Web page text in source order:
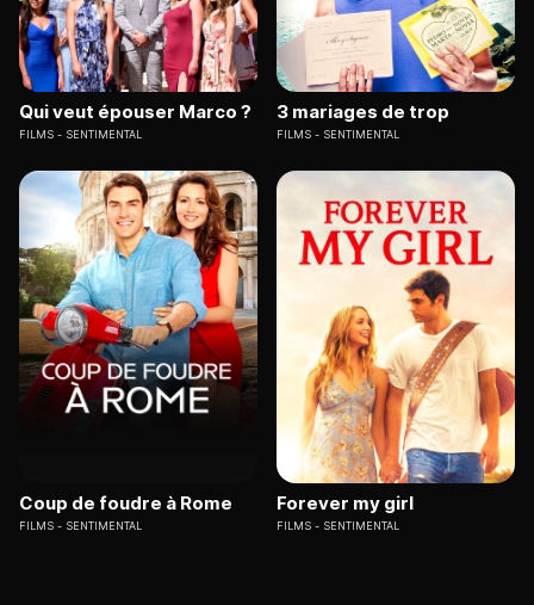
Qui veut épouser Marco ?
FILMS SENTIMENTAL
3 mariages de trop
FILMS SENTIMENTAL
Coup de foudre à Rome
FILMS SENTIMENTAL
Forever my girl
FILMS SENTIMENTAL